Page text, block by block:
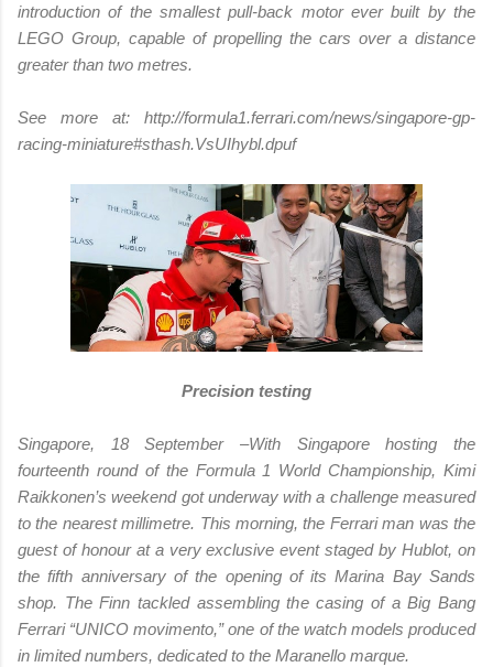
introduction of the smallest pull-back motor ever built by the
LEGO Group, capable of propelling the cars over a distance
greater than two metres.
See more at: http://formula1.ferrari.com/news/singapore-gp-
racing-miniature#sthash.VsUIhybl.dpuf
Precision testing
Singapore, 18 September –With Singapore hosting the
fourteenth round of the Formula 1 World Championship, Kimi
Raikkonen’s weekend got underway with a challenge measured
to the nearest millimetre. This morning, the Ferrari man was the
guest of honour at a very exclusive event staged by Hublot, on
the fifth anniversary of the opening of its Marina Bay Sands
shop. The Finn tackled assembling the casing of a Big Bang
Ferrari “UNICO movimento,” one of the watch models produced
in limited numbers, dedicated to the Maranello marque.